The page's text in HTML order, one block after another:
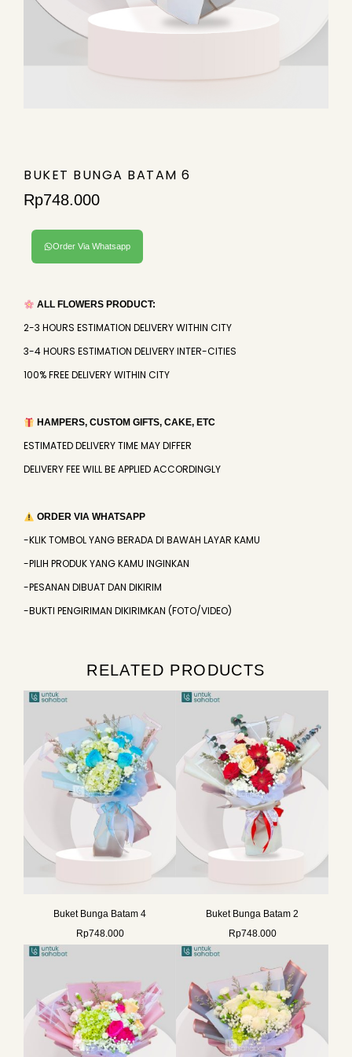
BUKET BUNGA BATAM 6
Rp748.000
Order Via Whatsapp
ALL FLOWERS PRODUCT:
2-3 HOURS ESTIMATION DELIVERY WITHIN CITY
3-4 HOURS ESTIMATION DELIVERY INTER-CITIES
100% FREE DELIVERY WITHIN CITY
HAMPERS, CUSTOM GIFTS, CAKE, ETC
ESTIMATED DELIVERY TIME MAY DIFFER
DELIVERY FEE WILL BE APPLIED ACCORDINGLY
ORDER VIA WHATSAPP
-KLIK TOMBOL YANG BERADA DI BAWAH LAYAR KAMU
-PILIH PRODUK YANG KAMU INGINKAN
-PESANAN DIBUAT DAN DIKIRIM
-BUKTI PENGIRIMAN DIKIRIMKAN (FOTO/VIDEO)
RELATED PRODUCTS
Buket Bunga Batam 4
Rp748.000
Buket Bunga Batam 2
Rp748.000